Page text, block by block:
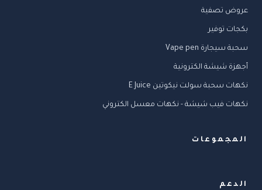
عروض تصفية
بكجات توفير
سحبة سيجارة Vape pen
أجهزة شيشة الكترونية
نكهات سحبة سولت نيكوتين E Juice
نكهات فيب شيشة - نكهات معسل الكتروني
المجموعات
الدعم